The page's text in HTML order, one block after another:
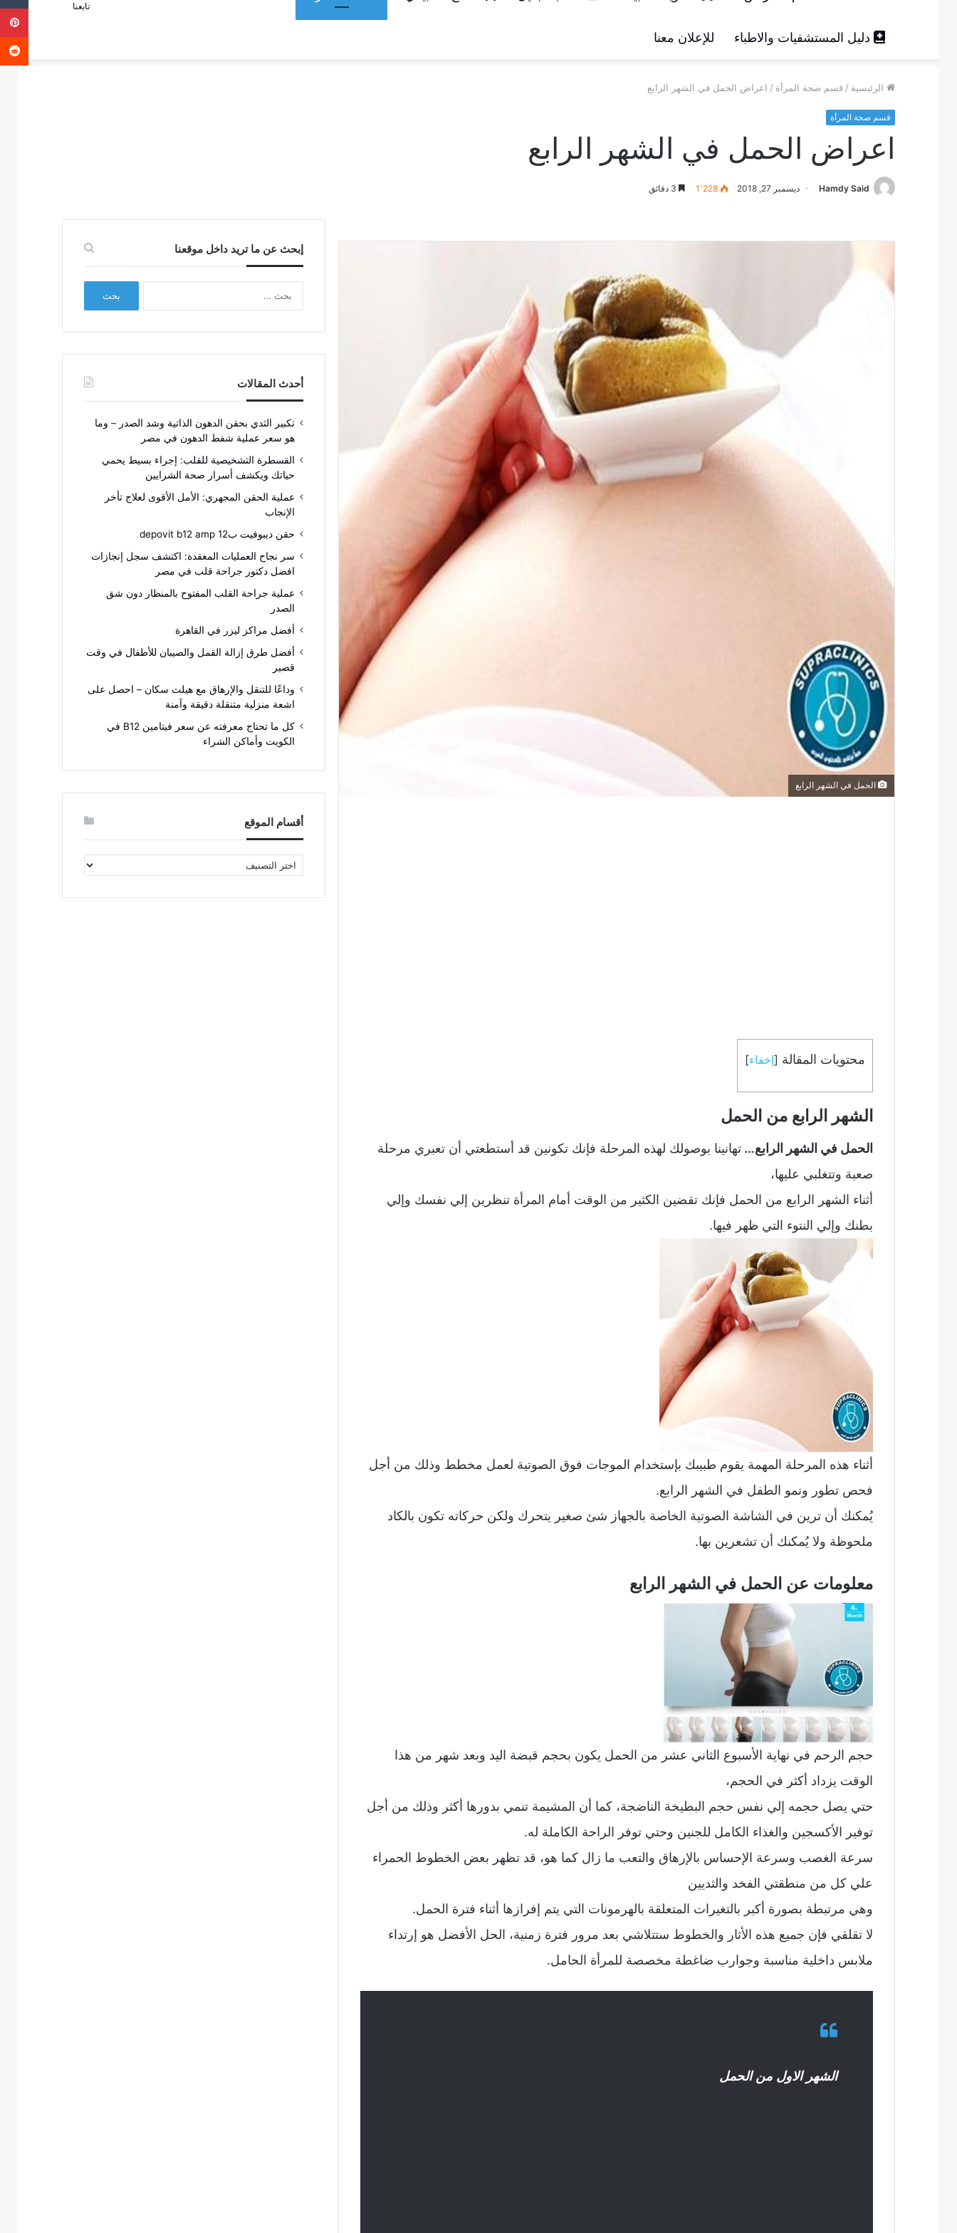
دليل المستشفيات والاطباء للإعلان معنا
تابعنا
الرئيسية / قسم صحة المرأة / اعراض الحمل في الشهر الرابع
قسم صحة المرأة
اعراض الحمل في الشهر الرابع
Hamdy Said ديسمبر 27, 2018 1٬228
الحمل في الشهر الرابع
محتويات المقالة [إخفاء]
الشهر الرابع من الحمل
الحمل في الشهر الرابع… تهانينا بوصولك لهذه المرحلة فإنك تكونين قد أستطعتي أن تعبري مرحلة
صعبة وتتغلبي عليها،
أثناء الشهر الرابع من الحمل فإنك تقضين الكثير من الوقت أمام المرأة تنظرين إلي نفسك وإلي
بطنك وإلي النتوء التي ظهر فيها.
أثناء هذه المرحلة المهمة يقوم طبيبك بإستخدام الموجات فوق الصوتية لعمل مخطط وذلك من أجل
فحص تطور ونمو الطفل في الشهر الرابع.
يُمكنك أن ترين في الشاشة الصوتية الخاصة بالجهاز شئ صغير يتحرك ولكن حركاته تكون بالكاد
ملحوظة ولا يُمكنك أن تشعرين بها.
معلومات عن الحمل في الشهر الرابع
حجم الرحم في نهاية الأسبوع الثاني عشر من الحمل يكون بحجم قبضة اليد وبعد شهر من هذا
الوقت يزداد أكثر في الحجم،
حتي يصل حجمه إلي نفس حجم البطيخة الناضجة، كما أن المشيمة تنمي بدورها أكثر وذلك من أجل
توفير الأكسجين والغذاء الكامل للجنين وحتي توفر الراحة الكاملة له.
سرعة الغصب وسرعة الإحساس بالإرهاق والتعب ما زال كما هو، قد تظهر بعض الخطوط الحمراء
علي كل من منطقتي الفخد والثديين
وهي مرتبطة بصورة أكبر بالتغيرات المتعلقة بالهرمونات التي يتم إفرازها أثناء فترة الحمل.
لا تقلقي فإن جميع هذه الأثار والخطوط ستتلاشي بعد مرور فترة زمنية، الحل الأفضل هو إرتداء
ملابس داخلية مناسبة وجوارب ضاغطة مخصصة للمرأة الحامل.
الشهر الاول من الحمل
إبحث عن ما تريد داخل موقعنا
أحدث المقالات
تكبير الثدي بحقن الدهون الذاتية وشد الصدر – وما
هو سعر عملية شفط الدهون في مصر
القسطرة التشخيصية للقلب: إجراء بسيط يحمي
حياتك ويكشف أسرار صحة الشرايين
عملية الحقن المجهري: الأمل الأقوى لعلاج تأخر
الإنجاب
حقن ديبوفيت ب12 depovit b12 amp
سر نجاح العمليات المعقدة: اكتشف سجل إنجازات
افضل دكتور جراحة قلب في مصر
عملية جراحة القلب المفتوح بالمنظار دون شق
الصدر
أفضل مراكز ليزر في القاهرة
أفضل طرق إزالة القمل والصيبان للأطفال في وقت
قصير
وداعًا للتنقل والإرهاق مع هيلث سكان – احصل على
اشعة منزلية متنقلة دقيقة وآمنة
كل ما تحتاج معرفته عن سعر فيتامين B12 في
الكويت وأماكن الشراء
أقسام الموقع
أقسام
الموقع